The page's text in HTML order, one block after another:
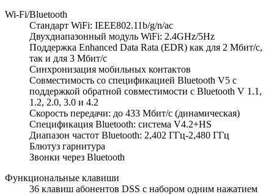
Wi-Fi/Bluetooth
Стандарт WiFi: IEEE802.11b/g/n/ac
Двухдиапазонный модуль WiFi: 2.4GHz/5Hz
Поддержка Enhanced Data Rata (EDR) как для 2 Мбит/с,
так и для 3 Мбит/с
Синхронизация мобильных контактов
Совместимость со спецификацией Bluetooth V5 с
поддержкой обратной совместимости с Bluetooth V 1.1,
1.2, 2.0, 3.0 и 4.2
Скорость передачи: до 433 Мбит/с (динамическая)
Спецификация Bluetooth: система V4.2+HS
Диапазон частот Bluetooth: 2,402 ГГц-2,480 ГГц
Блютуз гарнитура
Звонки через Bluetooth
Функциональные клавиши
36 клавиш абонентов DSS с набором одним нажатием